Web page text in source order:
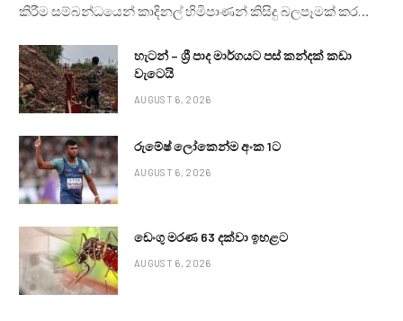
කිරීම සම්බන්ධයෙන් කාදිනල් හිමිපාණන් කිසිදු බලපෑමක් කර…
හැටන් – ශ්‍රී පාද මාර්ගයට පස් කන්දක් කඩා
වැටෙයි
AUGUST 6, 2026
රුමේෂ් ලෝකෙන්ම අංක 1ට
AUGUST 6, 2026
ඩෙංගු මරණ 63 දක්වා ඉහළට
AUGUST 6, 2026